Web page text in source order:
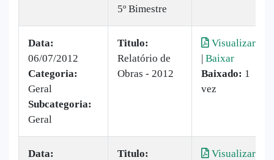
5º Bimestre
Data:
06/07/2012
Categoria:
Geral
Subcategoria:
Geral
Titulo:
Relatório de
Obras - 2012
Visualizar
| Baixar
Baixado: 1
vez
Data:
Titulo:
Visualizar